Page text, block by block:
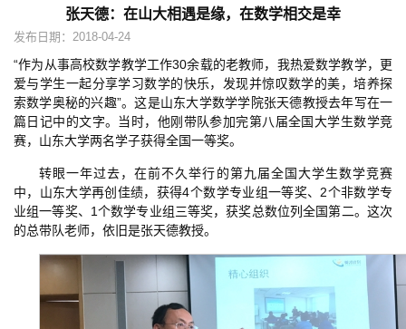
张天德：在山大相遇是缘，在数学相交是幸
发布日期：2018-04-24
“作为从事高校数学教学工作30余载的老教师，我热爱数学教学，更
爱与学生一起分享学习数学的快乐，发现并惊叹数学的美，培养探
索数学奥秘的兴趣”。这是山东大学数学学院张天德教授去年写在一
篇日记中的文字。当时，他刚带队参加完第八届全国大学生数学竞
赛，山东大学两名学子获得全国一等奖。
转眼一年过去，在前不久举行的第九届全国大学生数学竞赛
中，山东大学再创佳绩，获得4个数学专业组一等奖、2个非数学专
业组一等奖、1个数学专业组三等奖，获奖总数位列全国第二。这次
的总带队老师，依旧是张天德教授。